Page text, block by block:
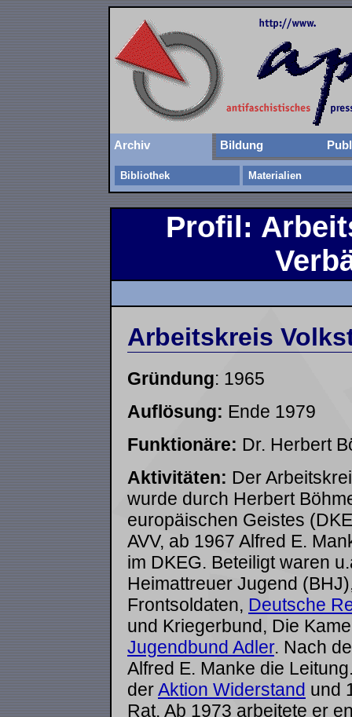
Archiv Bildung
Bibliothek Materialien
Profil:
Arbeitskreis
Gründung: 1965
Auflösung: Ende 1979
Funktionäre: Dr. Herbert
Aktivitäten: Der
wurde durch Herbert
europäischen Geistes
AVV, ab 1967 Alfred E.
im DKEG. Beteiligt waren
Heimattreuer Jugend
Frontsoldaten, Deutsche
und Kriegerbund, Die
Jugendbund Adler. Nach
Alfred E. Manke die
derAktion Widerstand und
Rat. Ab 1973 arbeitete er